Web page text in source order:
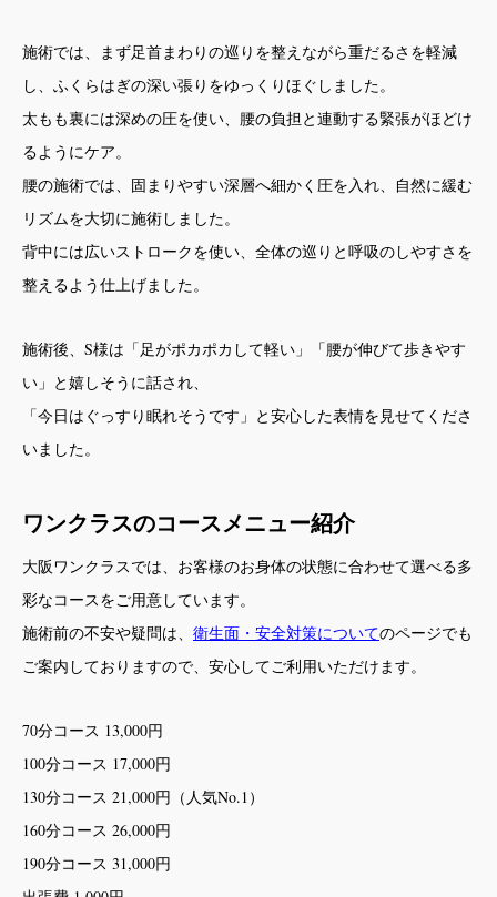
施術では、まず足首まわりの巡りを整えながら重だるさを軽減
し、ふくらはぎの深い張りをゆっくりほぐしました。
太もも裏には深めの圧を使い、腰の負担と連動する緊張がほどけ
るようにケア。
腰の施術では、固まりやすい深層へ細かく圧を入れ、自然に緩む
リズムを大切に施術しました。
背中には広いストロークを使い、全体の巡りと呼吸のしやすさを
整えるよう仕上げました。
施術後、S様は「足がポカポカして軽い」「腰が伸びて歩きやす
い」と嬉しそうに話され、
「今日はぐっすり眠れそうです」と安心した表情を見せてくださ
いました。
ワンクラスのコースメニュー紹介
大阪ワンクラスでは、お客様のお身体の状態に合わせて選べる多
彩なコースをご用意しています。
施術前の不安や疑問は、 衛生面・安全対策についてのページでも
ご案内しておりますので、安心してご利用いただけます。
70分コース 13,000円
100分コース 17,000円
130分コース 21,000円（人気No.1）
160分コース 26,000円
190分コース 31,000円